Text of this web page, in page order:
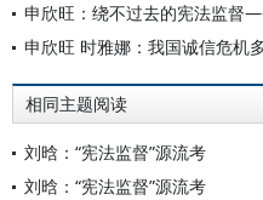
申欣旺：绕不过去的宪法监督
申欣旺 时雅娜：我国诚信危机
相同主题阅读
刘晗：“宪法监督”源流考
刘晗：“宪法监督”源流考